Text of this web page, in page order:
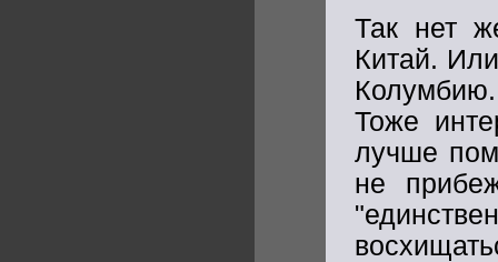
Так нет
Китай.
Тоже
лучше
не